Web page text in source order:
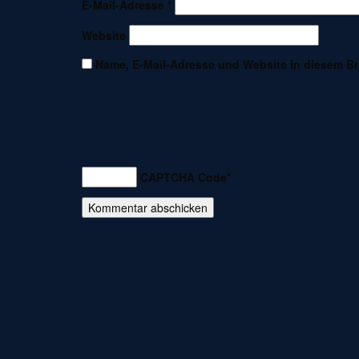
E-Mail-Adresse *
Website
Name, E-Mail-Adresse und Website in diesem
CAPTCHA Code*